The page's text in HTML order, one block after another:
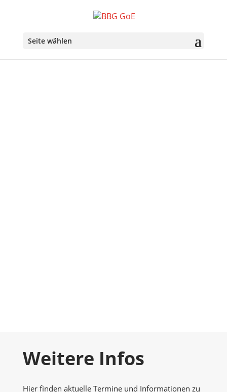
Seite wählen
Weitere Infos
Hier finden aktuelle Termine und Informationen zu